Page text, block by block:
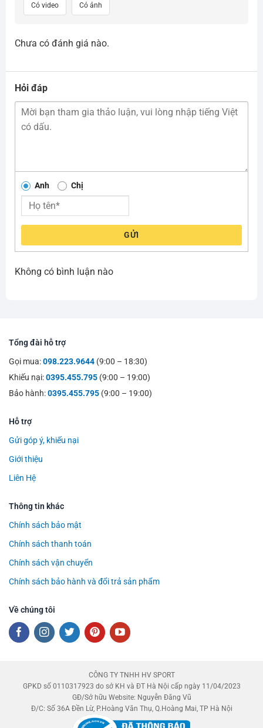
Có video Có ảnh
Chưa có đánh giá nào.
Hỏi đáp
Anh Chị
GỬI
Không có bình luận nào
Tổng đài hỗ trợ
Gọi mua:098.223.9644 (9:00 – 18:30)
Khiếu nại:0395.455.795 (9:00 – 19:00)
Bảo hành:0395.455.795 (9:00 – 19:00)
Hỗ trợ
Gửi góp ý, khiếu nại
Giới thiệu
Liên Hệ
Thông tin khác
Chính sách bảo mật
Chính sách thanh toán
Chính sách vận chuyển
Chính sách bảo hành và đổi trả sản phẩm
Về chúng tôi
CÔNG TY TNHH HV SPORT
GPKD số 0110317923 do sở KH và ĐT Hà Nội cấp ngày 11/04/2023
GĐ/Sở hữu Website: Nguyễn Đăng Vũ
Đ/C: Số 36A Đền Lừ, P.Hoàng Văn Thụ, Q.Hoàng Mai, TP Hà Nội